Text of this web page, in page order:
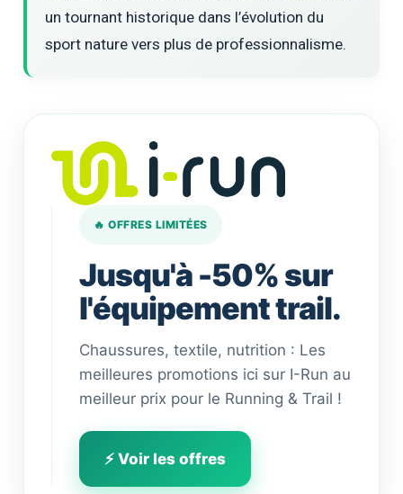
un tournant historique dans l’évolution du
sport nature vers plus de professionnalisme.
🔥 OFFRES LIMITÉES
Jusqu'à -50% sur
l'équipement trail.
Chaussures, textile, nutrition : Les
meilleures promotions ici sur I-Run au
meilleur prix pour le Running & Trail !
⚡ Voir les offres